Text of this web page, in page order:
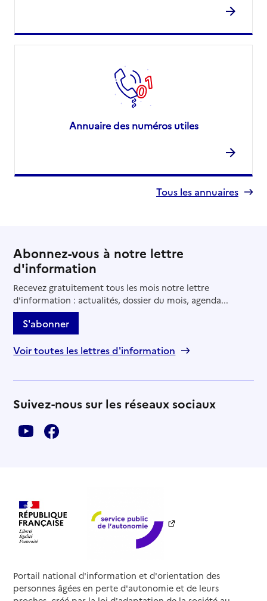
Annuaire des numéros utiles
Tous les annuaires
Abonnez-vous à notre lettre
d'information
Recevez gratuitement tous les mois notre lettre
d'information : actualités, dossier du mois, agenda...
S'abonner
Voir toutes les lettres d'information
Suivez-nous sur les réseaux sociaux
Portail national d'information et d'orientation des
personnes âgées en perte d'autonomie et de leurs